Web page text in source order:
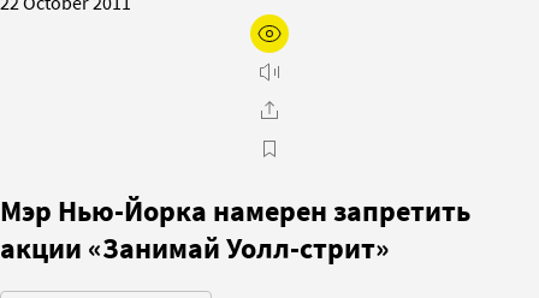
Мэр Нью-Йорка намерен запретить
акции «Занимай Уолл-стрит»